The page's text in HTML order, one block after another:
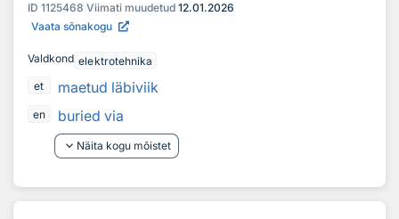
ID 1125468 Viimati muudetud 12.01.2026
Vaata sõnakogu
Valdkond elektrotehnika
et
maetud läbiviik
en
buried via
keyboard_arrow_down Näita kogu mõistet